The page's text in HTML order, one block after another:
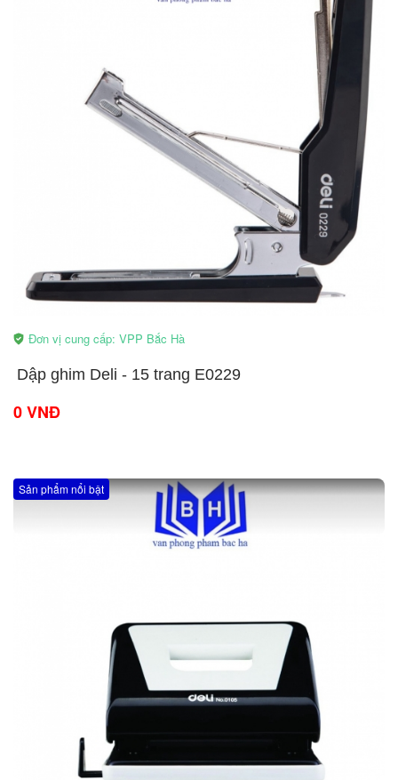
Đơn vị cung cấp: VPP Bắc Hà
​Dập ghim Deli - 15 trang E0229
0 VNĐ
Sản phẩm nổi bật